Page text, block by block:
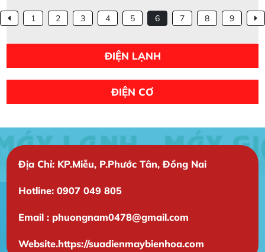
1 2 3 4 5 6 7 8 9
ĐIỆN LẠNH
ĐIỆN CƠ
Địa Chỉ: KP.Miễu, P.Phước Tân, Đồng Nai
Hotline: 0907 049 805
Email : phuongnam0478@gmail.com
Website.https://suadienmaybienhoa.com